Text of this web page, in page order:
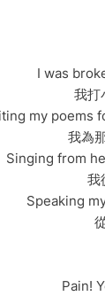
I was
我打
my poems
我為
Singing from
我
Speaking
Pain!